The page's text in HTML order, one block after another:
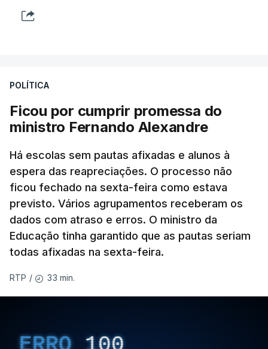
POLÍTICA
Ficou por cumprir promessa do
ministro Fernando Alexandre
Há escolas sem pautas afixadas e alunos à
espera das reapreciações. O processo não
ficou fechado na sexta-feira como estava
previsto. Vários agrupamentos receberam os
dados com atraso e erros. O ministro da
Educação tinha garantido que as pautas seriam
todas afixadas na sexta-feira.
RTP / 33 min.